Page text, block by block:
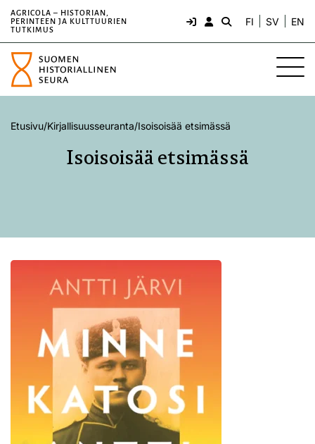
AGRICOLA – HISTORIAN,
PERINTEEN JA KULTTUURIEN
TUTKIMUS
FI SV EN
Etusivu/Kirjallisuusseuranta/Isoisoisää etsimässä
Isoisoisää etsimässä